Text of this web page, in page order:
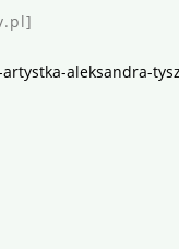
aleksandra-